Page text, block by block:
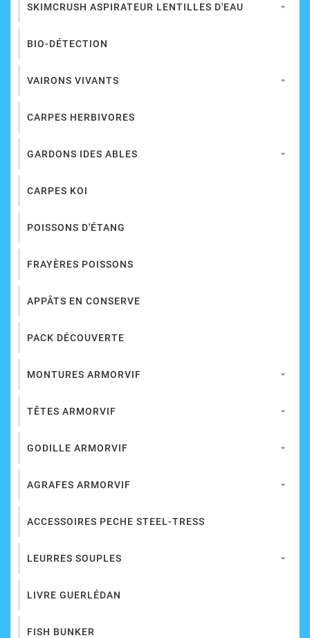
SKIMCRUSH ASPIRATEUR LENTILLES D'EAU 
BIO-DÉTECTION
VAIRONS VIVANTS 
CARPES HERBIVORES
GARDONS IDES ABLES 
CARPES KOI
POISSONS D'ÉTANG
FRAYÈRES POISSONS
APPÂTS EN CONSERVE
PACK DÉCOUVERTE
MONTURES ARMORVIF 
TÊTES ARMORVIF 
GODILLE ARMORVIF 
AGRAFES ARMORVIF 
ACCESSOIRES PECHE STEEL-TRESS
LEURRES SOUPLES 
LIVRE GUERLÉDAN
FISH BUNKER